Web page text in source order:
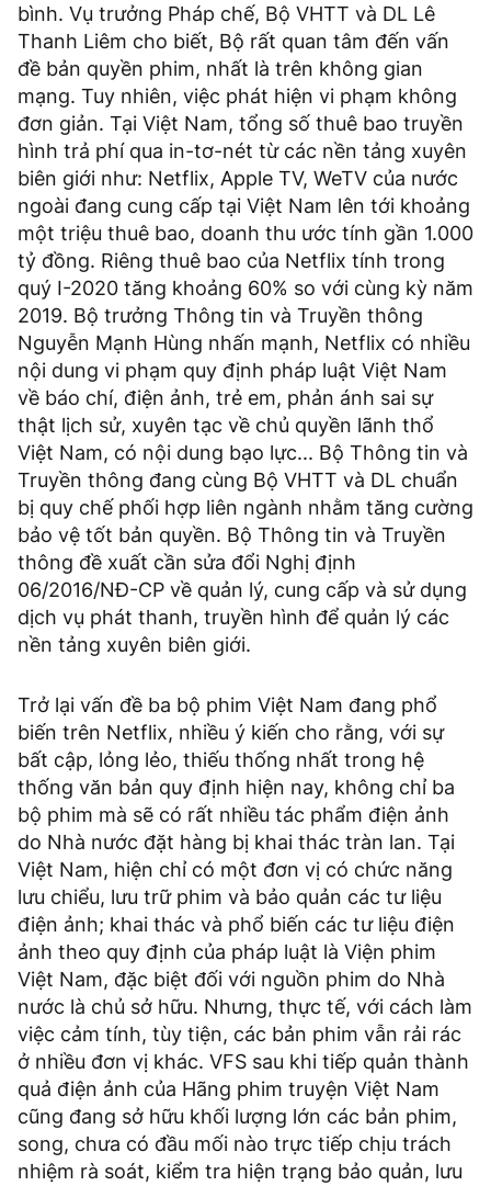
bình. Vụ trưởng Pháp chế, Bộ VHTT và DL Lê
Thanh Liêm cho biết, Bộ rất quan tâm đến vấn
đề bản quyền phim, nhất là trên không gian
mạng. Tuy nhiên, việc phát hiện vi phạm không
đơn giản. Tại Việt Nam, tổng số thuê bao truyền
hình trả phí qua in-tơ-nét từ các nền tảng xuyên
biên giới như: Netflix, Apple TV, WeTV của nước
ngoài đang cung cấp tại Việt Nam lên tới khoảng
một triệu thuê bao, doanh thu ước tính gần 1.000
tỷ đồng. Riêng thuê bao của Netflix tính trong
quý I-2020 tăng khoảng 60% so với cùng kỳ năm
2019. Bộ trưởng Thông tin và Truyền thông
Nguyễn Mạnh Hùng nhấn mạnh, Netflix có nhiều
nội dung vi phạm quy định pháp luật Việt Nam
về báo chí, điện ảnh, trẻ em, phản ánh sai sự
thật lịch sử, xuyên tạc về chủ quyền lãnh thổ
Việt Nam, có nội dung bạo lực... Bộ Thông tin và
Truyền thông đang cùng Bộ VHTT và DL chuẩn
bị quy chế phối hợp liên ngành nhằm tăng cường
bảo vệ tốt bản quyền. Bộ Thông tin và Truyền
thông đề xuất cần sửa đổi Nghị định
06/2016/NÐ-CP về quản lý, cung cấp và sử dụng
dịch vụ phát thanh, truyền hình để quản lý các
nền tảng xuyên biên giới.
Trở lại vấn đề ba bộ phim Việt Nam đang phổ
biến trên Netflix, nhiều ý kiến cho rằng, với sự
bất cập, lỏng lẻo, thiếu thống nhất trong hệ
thống văn bản quy định hiện nay, không chỉ ba
bộ phim mà sẽ có rất nhiều tác phẩm điện ảnh
do Nhà nước đặt hàng bị khai thác tràn lan. Tại
Việt Nam, hiện chỉ có một đơn vị có chức năng
lưu chiểu, lưu trữ phim và bảo quản các tư liệu
điện ảnh; khai thác và phổ biến các tư liệu điện
ảnh theo quy định của pháp luật là Viện phim
Việt Nam, đặc biệt đối với nguồn phim do Nhà
nước là chủ sở hữu. Nhưng, thực tế, với cách làm
việc cảm tính, tùy tiện, các bản phim vẫn rải rác
ở nhiều đơn vị khác. VFS sau khi tiếp quản thành
quả điện ảnh của Hãng phim truyện Việt Nam
cũng đang sở hữu khối lượng lớn các bản phim,
song, chưa có đầu mối nào trực tiếp chịu trách
nhiệm rà soát, kiểm tra hiện trạng bảo quản, lưu